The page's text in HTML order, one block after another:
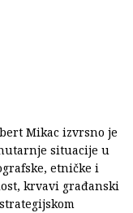
Mikac izvrsno je
situacije u
etničke i
krvavi građanski